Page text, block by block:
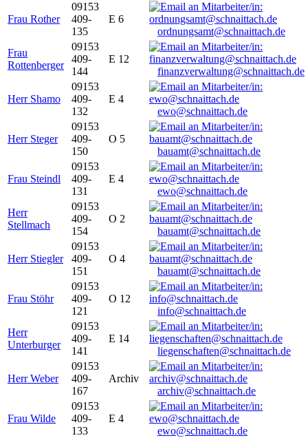
Frau Rother
09153
409-
135
E 6
ordnungsamt@schnaittach.de
Frau
Rottenberger
09153
409-
144
E 12
finanzverwaltung@schnaittach.de
Herr Shamo
09153
409-
132
E 4
ewo@schnaittach.de
Herr Steger
09153
409-
150
O 5
bauamt@schnaittach.de
Frau Steindl
09153
409-
131
E 4
ewo@schnaittach.de
Herr
Stellmach
09153
409-
154
O 2
bauamt@schnaittach.de
Herr Stiegler
09153
409-
151
O 4
bauamt@schnaittach.de
Frau Stöhr
09153
409-
121
O 12
info@schnaittach.de
Herr
Unterburger
09153
409-
141
E 14
liegenschaften@schnaittach.de
Herr Weber
09153
409-
167
Archiv
archiv@schnaittach.de
Frau Wilde
09153
409-
133
E 4
ewo@schnaittach.de